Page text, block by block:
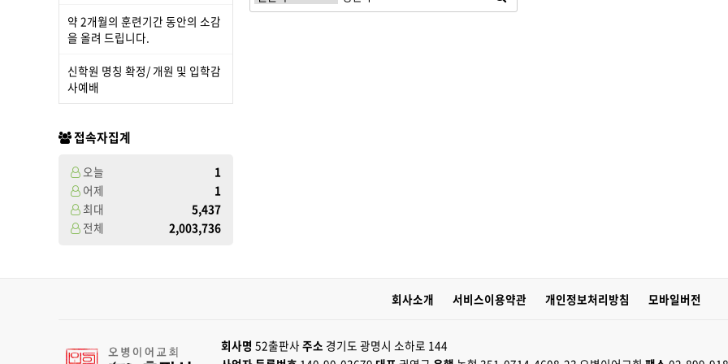
약 2개월의 훈련기간 동안의 소감
을 올려 드립니다.
신학원 명칭 확정/ 개원 및 입학감
사예배
접속자집계
오늘
1
어제
1
최대
5,437
전체
2,003,736
회사소개 서비스이용약관 개인정보처리방침 모바일버전
회사명 52출판사 주소 경기도 광명시 소하로 144